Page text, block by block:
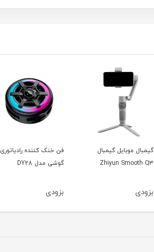
گیمبال موبایل گیمبال
Zhiyun Smooth Q3
بزودی
فن خنک کننده رادیاتوری
گوشی مدل DY28
بزودی